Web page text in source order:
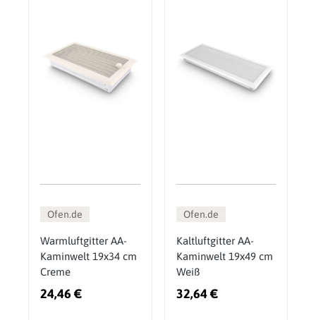
Ofen.de
Warmluftgitter AA-
Kaminwelt 19x34 cm
Creme
24,46 €
Ofen.de
Kaltluftgitter AA-
Kaminwelt 19x49 cm
Weiß
32,64 €